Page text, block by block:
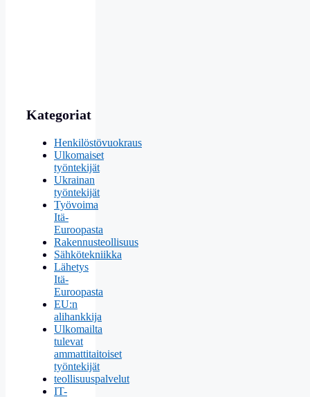
Kategoriat
Henkilöstövuokraus
Ulkomaiset
työntekijät
Ukrainan
työntekijät
Työvoima
Itä-
Euroopasta
Rakennusteollisuus
Sähkötekniikka
Lähetys
Itä-
Euroopasta
EU:n
alihankkija
Ulkomailta
tulevat
ammattitaitoiset
työntekijät
teollisuuspalvelut
IT-